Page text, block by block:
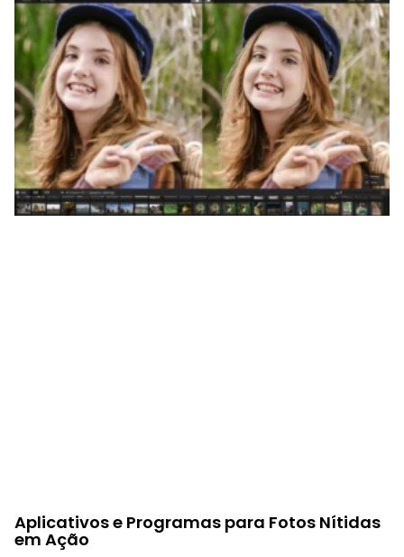
Aplicativos e Programas para Fotos Nítidas
em Ação